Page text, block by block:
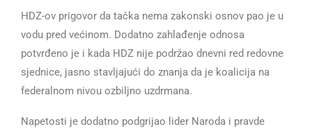
HDZ-ov prigovor da tačka nema zakonski osnov pao je u
vodu pred većinom. Dodatno zahlađenje odnosa
potvrđeno je i kada HDZ nije podržao dnevni red redovne
sjednice, jasno stavljajući do znanja da je koalicija na
federalnom nivou ozbiljno uzdrmana.
Napetosti je dodatno podgrijao lider Naroda i pravde